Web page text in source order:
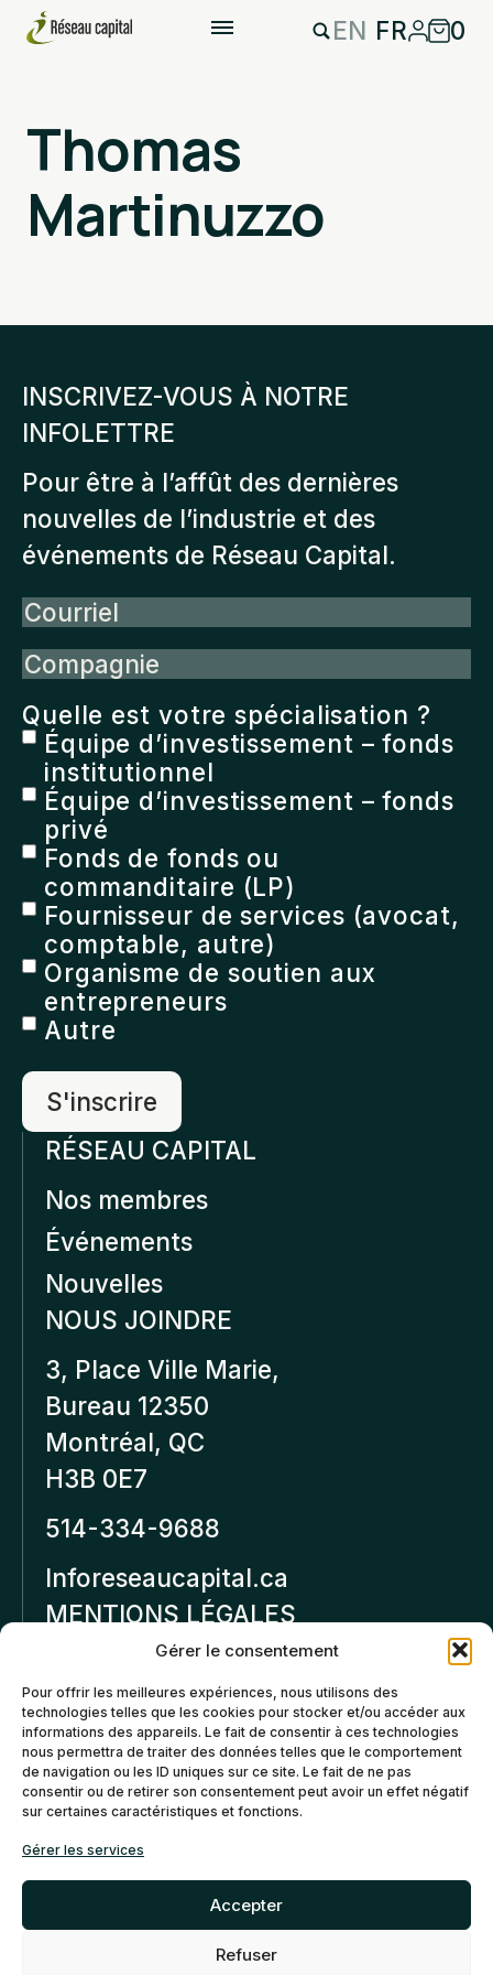
Gérer le consentement
Pour offrir les meilleures expériences, nous utilisons des
technologies telles que les cookies pour stocker et/ou accéder aux
informations des appareils. Le fait de consentir à ces technologies
nous permettra de traiter des données telles que le comportement
de navigation ou les ID uniques sur ce site. Le fait de ne pas
consentir ou de retirer son consentement peut avoir un effet négatif
sur certaines caractéristiques et fonctions.
Gérer les services
Accepter
Refuser
EN FR 0
Thomas
Martinuzzo
INSCRIVEZ-VOUS À NOTRE
INFOLETTRE
Pour être à l’affût des dernières
nouvelles de l’industrie et des
événements de Réseau Capital.
Courriel
Compagnie
Quelle est votre spécialisation ?
Équipe d’investissement – fonds
institutionnel
Équipe d’investissement – fonds
privé
Fonds de fonds ou
commanditaire (LP)
Fournisseur de services (avocat,
comptable, autre)
Organisme de soutien aux
entrepreneurs
Autre
RÉSEAU CAPITAL
Nos membres
Événements
Nouvelles
NOUS JOINDRE
3, Place Ville Marie,
Bureau 12350
Montréal, QC
H3B 0E7
514-334-9688
Inforeseaucapital.ca
MENTIONS LÉGALES
Politique de
confidentialité
Politiques d’annulation et
de remboursement
Politique de cookies (CA)
©2026 Réseau Capital. Tous